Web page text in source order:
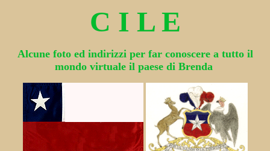
C I L E
Alcune foto ed indirizzi per far conoscere a tutto il
mondo virtuale il paese di Brenda